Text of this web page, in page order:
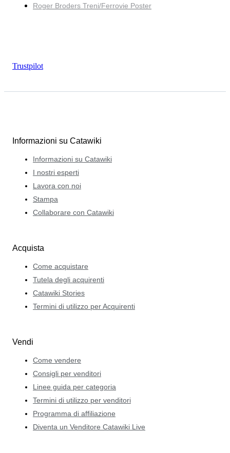
Roger Broders Treni/Ferrovie Poster
Trustpilot
Informazioni su Catawiki
Informazioni su Catawiki
I nostri esperti
Lavora con noi
Stampa
Collaborare con Catawiki
Acquista
Come acquistare
Tutela degli acquirenti
Catawiki Stories
Termini di utilizzo per Acquirenti
Vendi
Come vendere
Consigli per venditori
Linee guida per categoria
Termini di utilizzo per venditori
Programma di affiliazione
Diventa un Venditore Catawiki Live